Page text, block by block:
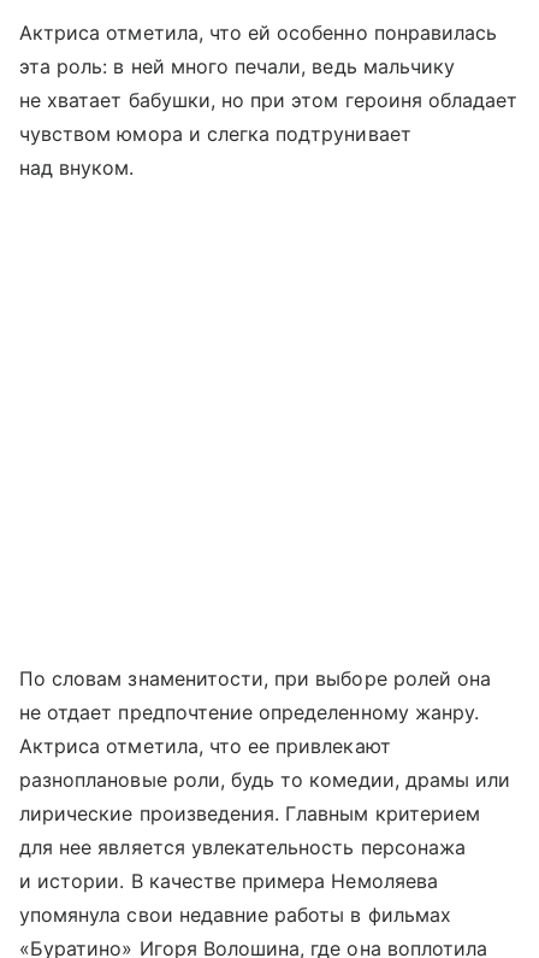
Актриса отметила, что ей особенно понравилась
эта роль: в ней много печали, ведь мальчику
не хватает бабушки, но при этом героиня обладает
чувством юмора и слегка подтрунивает
над внуком.
По словам знаменитости, при выборе ролей она
не отдает предпочтение определенному жанру.
Актриса отметила, что ее привлекают
разноплановые роли, будь то комедии, драмы или
лирические произведения. Главным критерием
для нее является увлекательность персонажа
и истории. В качестве примера Немоляева
упомянула свои недавние работы в фильмах
«Буратино» Игоря Волошина, где она воплотила